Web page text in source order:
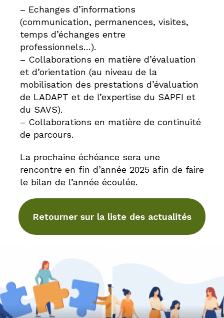
– Echanges d’informations
(communication, permanences, visites,
temps d’échanges entre
professionnels…).
– Collaborations en matière d’évaluation
et d’orientation (au niveau de la
mobilisation des prestations d’évaluation
de LADAPT et de l’expertise du SAPFI et
du SAVS).
– Collaborations en matière de continuité
de parcours.
La prochaine échéance sera une
rencontre en fin d’année 2025 afin de faire
le bilan de l’année écoulée.
Retourner sur la liste des actualités